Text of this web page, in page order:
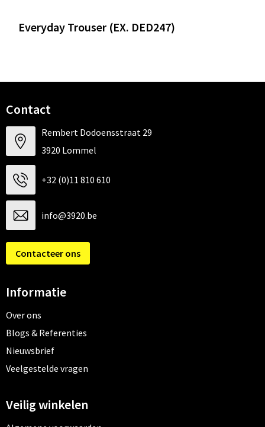
Everyday Trouser (EX. DED247)
Contact
Rembert Dodoensstraat 29
3920 Lommel
+32 (0)11 810 610
info@3920.be
Contacteer ons
Informatie
Over ons
Blogs & Referenties
Nieuwsbrief
Veelgestelde vragen
Veilig winkelen